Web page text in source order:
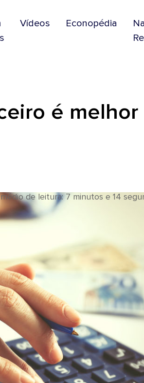
Vídeos Econopédia
é melhor
de leitura: 7 minutos e 14